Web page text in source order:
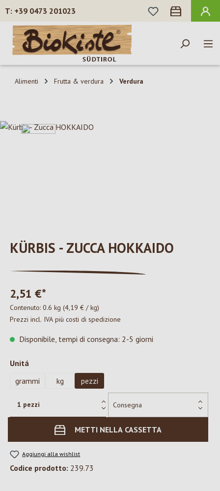
Passa al contenuto principale
+39 0473 201023
HAI 0 ARTICOLI
Alimenti Frutta & verdura Verdura
Salta la galleria di immagini
KÜRBIS - ZUCCA HOKKAIDO
2,51 €*
Contenuto: 0.6 kg (4,19 € / kg)
Prezzi incl. IVA più costi di spedizione
Disponibile, tempi di consegna: 2-5 giorni
Seleziona
Unitá
grammi
kg pezzi
METTI NELLA CASSETTA
Aggiungi alla wishlist
Codice prodotto: 239.73